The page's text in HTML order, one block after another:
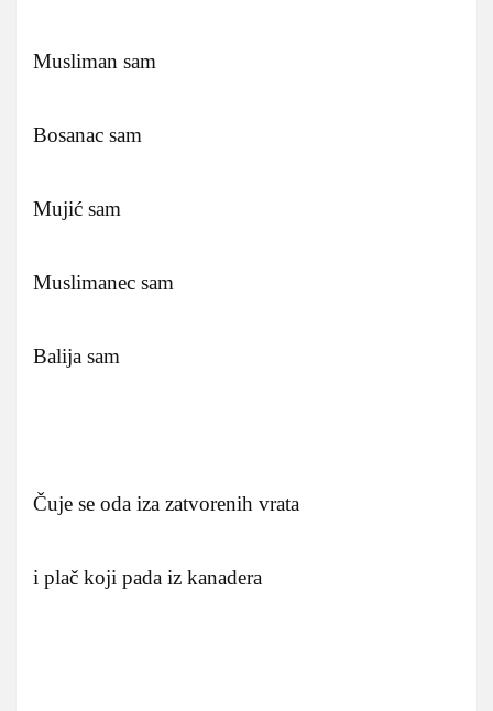
Musliman sam
Bosanac sam
Mujić sam
Muslimanec sam
Balija sam
Čuje se oda iza zatvorenih vrata
i plač koji pada iz kanadera